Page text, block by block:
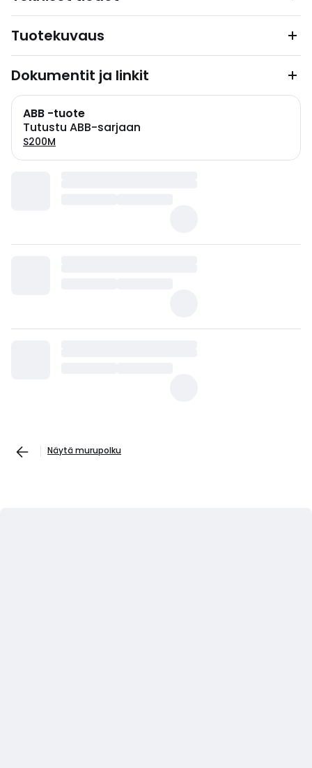
Tuotekuvaus
Dokumentit ja linkit
ABB -tuote
Tutustu ABB-sarjaan
S200M
Näytä murupolku